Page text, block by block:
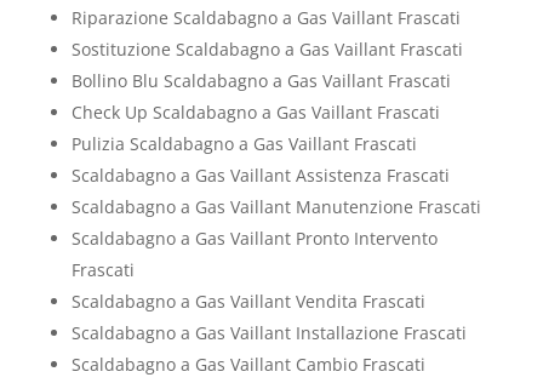
Riparazione Scaldabagno a Gas Vaillant Frascati
Sostituzione Scaldabagno a Gas Vaillant Frascati
Bollino Blu Scaldabagno a Gas Vaillant Frascati
Check Up Scaldabagno a Gas Vaillant Frascati
Pulizia Scaldabagno a Gas Vaillant Frascati
Scaldabagno a Gas Vaillant Assistenza Frascati
Scaldabagno a Gas Vaillant Manutenzione Frascati
Scaldabagno a Gas Vaillant Pronto Intervento
Frascati
Scaldabagno a Gas Vaillant Vendita Frascati
Scaldabagno a Gas Vaillant Installazione Frascati
Scaldabagno a Gas Vaillant Cambio Frascati